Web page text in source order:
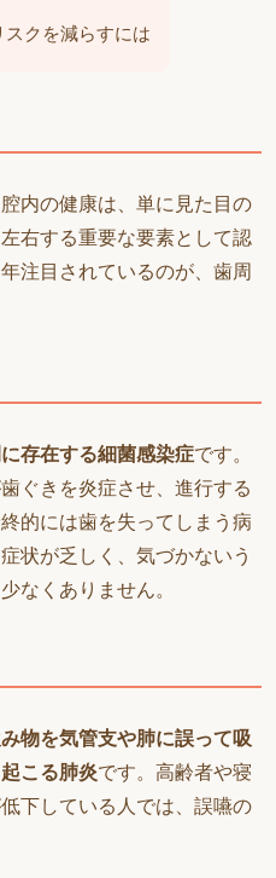
クを減らすには
内の健康は、単に見た目の
右する重要な要素として認
注目されているのが、歯周
存在する細菌感染症です。
ぐきを炎症させ、進行する
的には歯を失ってしまう病
状が乏しく、気づかないう
なくありません。
物を気管支や肺に誤って吸
こる肺炎です。高齢者や寝
下している人では、誤嚥の